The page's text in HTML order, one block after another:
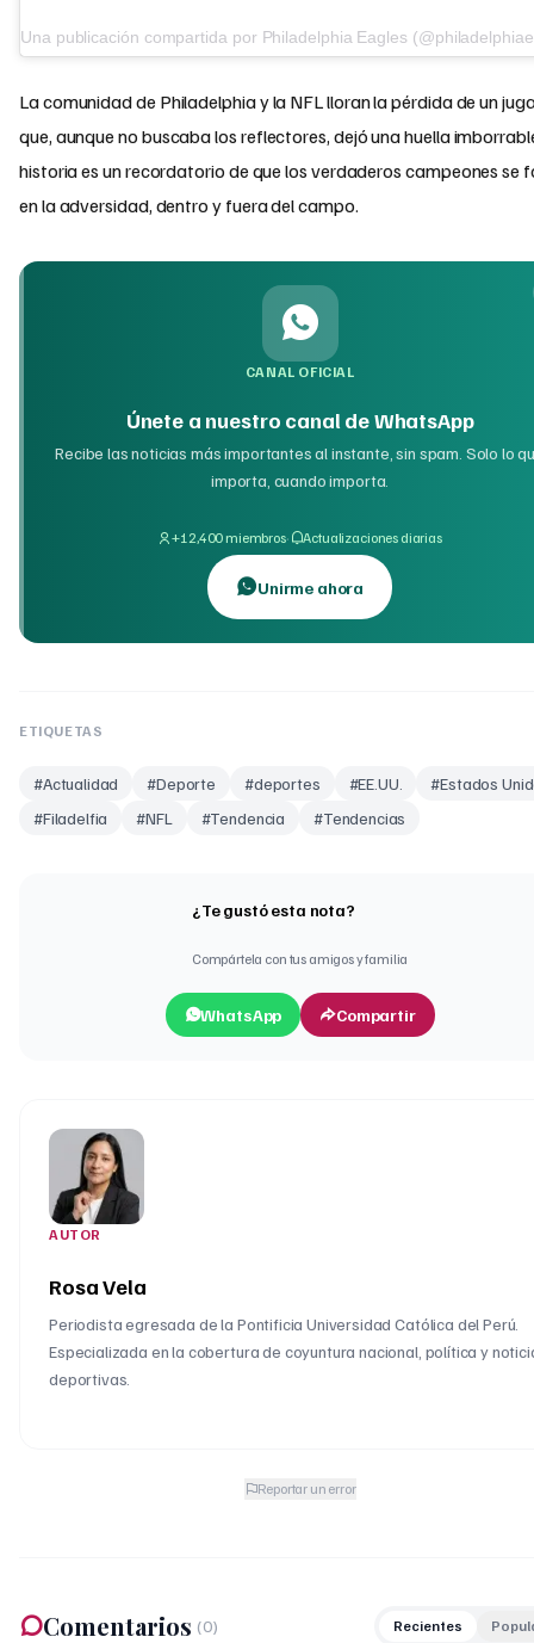
Una publicación compartida por Philadelphia Eagles
La comunidad de Philadelphia y la NFL lloran la pérdida de un
que, aunque no buscaba los reflectores, dejó una huella
historia es un recordatorio de que los verdaderos campeones se
en la adversidad, dentro y fuera del campo.
CANAL OFICIAL
Únete a nuestro canal de WhatsApp
Recibe las noticias más importantes al instante, sin spam. Solo lo
importa, cuando importa.
+12,400 miembros· Actualizaciones diarias
Unirme ahora
ETIQUETAS
#Actualidad #Deporte #deportes #EE.UU. #Estados
#Filadelfia #NFL #Tendencia #Tendencias
¿Te gustó esta nota?
Compártela con tus amigos y familia
WhatsApp Compartir
AUTOR
Rosa Vela
Periodista egresada de la Pontificia Universidad Católica del Perú.
Especializada en la cobertura de coyuntura nacional, política y
deportivas.
Reportar un error
Comentarios (0) Recientes